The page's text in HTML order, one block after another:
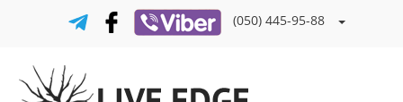
(050) 445-95-88